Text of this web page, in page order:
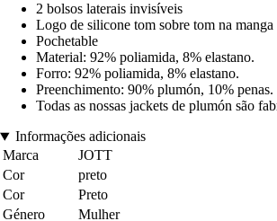
2 bolsos laterais invisíveis
Logo de silicone tom sobre tom na manga
Pochetable
Material: 92% poliamida, 8% elastano.
Forro: 92% poliamida, 8% elastano.
Preenchimento: 90% plumón, 10% penas.
Todas as nossas jackets de plumón são
Informações adicionais
Marca
JOTT
Cor
preto
Cor
Preto
Género
Mulher